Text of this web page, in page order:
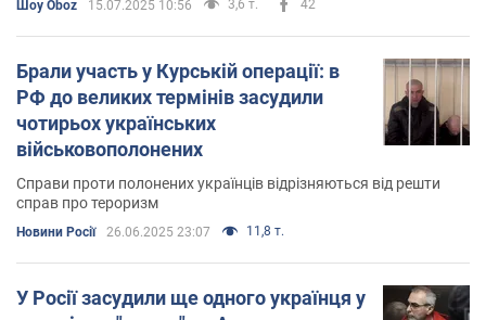
Шоу Oboz 15.07.2025 10:56 3,6 т. 42
Брали участь у Курській операції: в
РФ до великих термінів засудили
чотирьох українських
військовополонених
Справи проти полонених українців відрізняються від решти
справ про тероризм
Новини Росії 26.06.2025 23:07 11,8 т.
У Росії засудили ще одного українця у